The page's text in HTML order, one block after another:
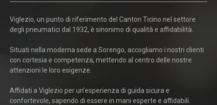
Viglezio, un punto di riferimento del Canton Ticino nel settore
degli pneumatici dal 1932, è sinonimo di qualità e affidabilità.
Situati nella moderna sede a Sorengo, accogliamo i nostri clienti
con cortesia e competenza, mettendo al centro delle nostre
attenzioni le loro esigenze.
Affidati a Viglezio per un'esperienza di guida sicura e
confortevole, sapendo di essere in mani esperte e affidabili.